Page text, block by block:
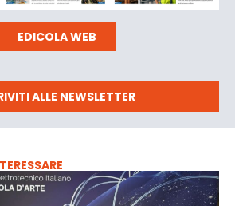
EDICOLA WEB
ALLE NEWSLETTER